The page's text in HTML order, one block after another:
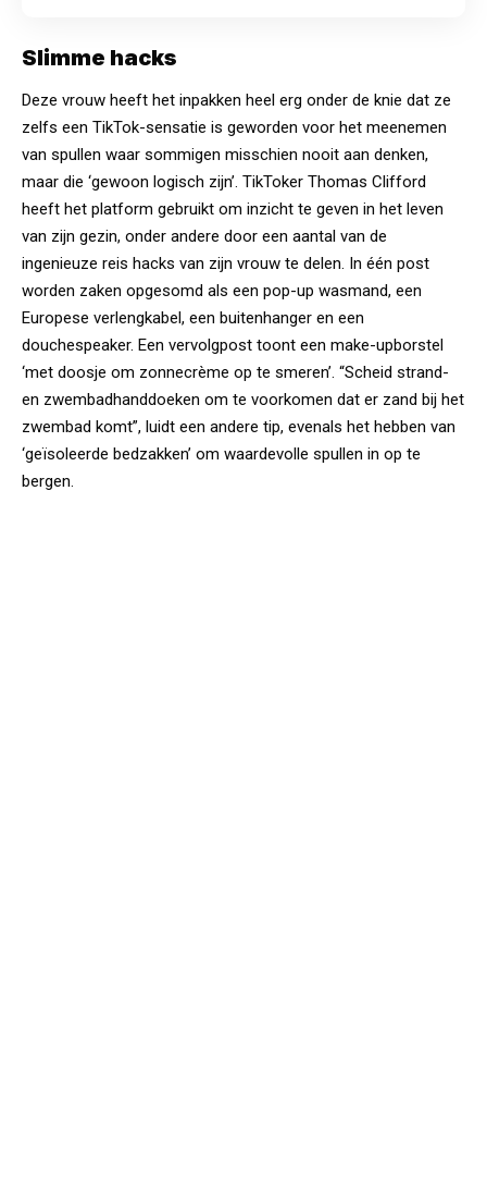
Slimme hacks
Deze vrouw heeft het inpakken heel erg onder de knie dat ze
zelfs een TikTok-sensatie is geworden voor het meenemen
van spullen waar sommigen misschien nooit aan denken,
maar die ‘gewoon logisch zijn’. TikToker Thomas Clifford
heeft het platform gebruikt om inzicht te geven in het leven
van zijn gezin, onder andere door een aantal van de
ingenieuze reis hacks van zijn vrouw te delen. In één post
worden zaken opgesomd als een pop-up wasmand, een
Europese verlengkabel, een buitenhanger en een
douchespeaker. Een vervolgpost toont een make-upborstel
‘met doosje om zonnecrème op te smeren’. “Scheid strand-
en zwembadhanddoeken om te voorkomen dat er zand bij het
zwembad komt”, luidt een andere tip, evenals het hebben van
‘geïsoleerde bedzakken’ om waardevolle spullen in op te
bergen.